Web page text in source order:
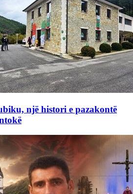
një histori e pazakontë